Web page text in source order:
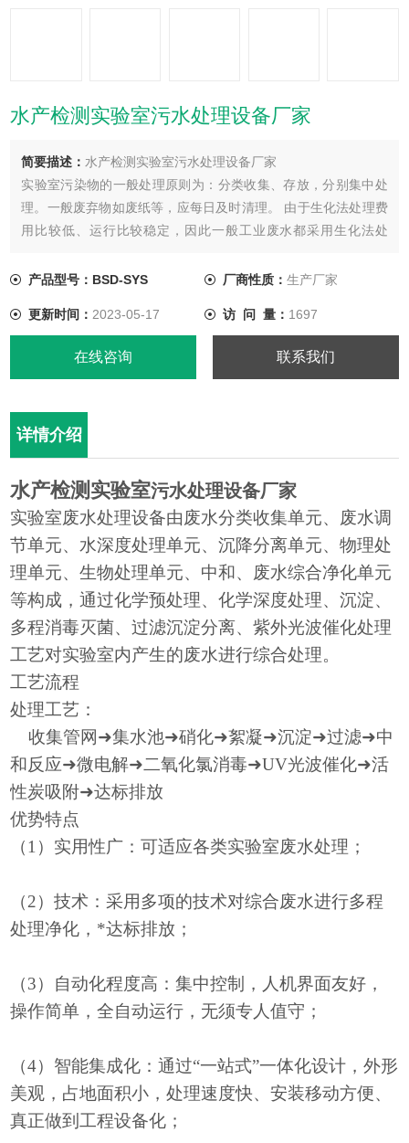
水产检测实验室污水处理设备厂家
简要描述： 水产检测实验室污水处理设备厂家
实验室污染物的一般处理原则为：分类收集、存放，分别集中处
理。一般废弃物如废纸等，应每日及时清理。 由于生化法处理费
用比较低、运行比较稳定，因此一般工业废水都采用生化法处
产品型号：BSD-SYS
厂商性质： 生产厂家
更新时间： 2023-05-17 访 问 量： 1697
在线咨询 联系我们
详情介绍
水产检测实验室污水处理设备厂家
实验室废水处理设备由废水分类收集单元、废水调
节单元、水深度处理单元、沉降分离单元、物理处
理单元、生物处理单元、中和、废水综合净化单元
等构成，通过化学预处理、化学深度处理、沉淀、
多程消毒灭菌、过滤沉淀分离、紫外光波催化处理
工艺对实验室内产生的废水进行综合处理。
工艺流程
处理工艺：
收集管网➜集水池➜硝化➜絮凝➜沉淀➜过滤➜中
和反应➜微电解➜二氧化氯消毒➜UV光波催化➜活
性炭吸附➜达标排放
优势特点
（1）实用性广：可适应各类实验室废水处理；
（2）技术：采用多项的技术对综合废水进行多程
处理净化，*达标排放；
（3）自动化程度高：集中控制，人机界面友好，
操作简单，全自动运行，无须专人值守；
（4）智能集成化：通过“一站式”一体化设计，外形
美观，占地面积小，处理速度快、安装移动方便、
真正做到工程设备化；